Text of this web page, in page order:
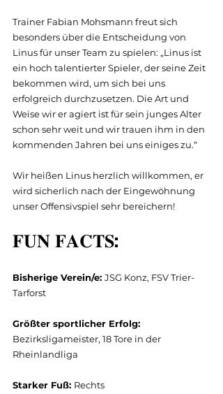
Trainer Fabian Mohsmann freut sich
besonders über die Entscheidung von
Linus für unser Team zu spielen: „Linus ist
ein hoch talentierter Spieler, der seine Zeit
bekommen wird, um sich bei uns
erfolgreich durchzusetzen. Die Art und
Weise wir er agiert ist für sein junges Alter
schon sehr weit und wir trauen ihm in den
kommenden Jahren bei uns einiges zu.“
Wir heißen Linus herzlich willkommen, er
wird sicherlich nach der Eingewöhnung
unser Offensivspiel sehr bereichern!
𝐅𝐔𝐍 𝐅𝐀𝐂𝐓𝐒:
Bisherige Verein/e: JSG Konz, FSV Trier-
Tarforst
Größter sportlicher Erfolg:
Bezirksligameister, 18 Tore in der
Rheinlandliga
Starker Fuß: Rechts